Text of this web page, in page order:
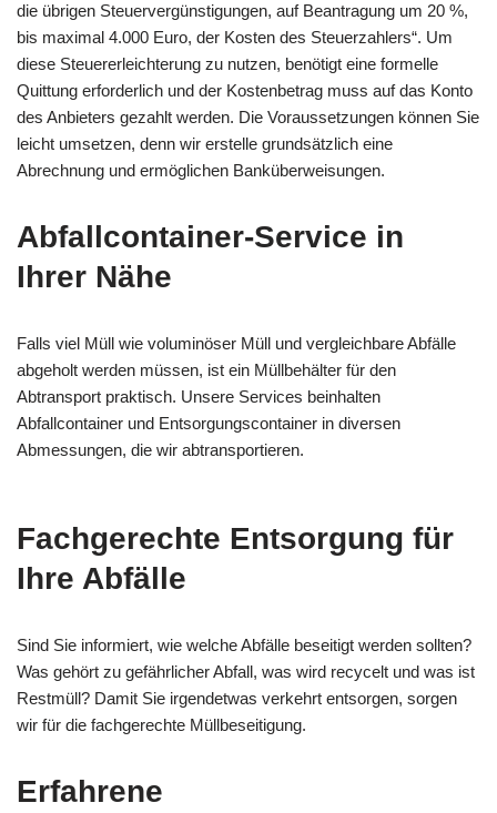
die übrigen Steuervergünstigungen, auf Beantragung um 20 %,
bis maximal 4.000 Euro, der Kosten des Steuerzahlers“. Um
diese Steuererleichterung zu nutzen, benötigt eine formelle
Quittung erforderlich und der Kostenbetrag muss auf das Konto
des Anbieters gezahlt werden. Die Voraussetzungen können Sie
leicht umsetzen, denn wir erstelle grundsätzlich eine
Abrechnung und ermöglichen Banküberweisungen.
Abfallcontainer-Service in
Ihrer Nähe
Falls viel Müll wie voluminöser Müll und vergleichbare Abfälle
abgeholt werden müssen, ist ein Müllbehälter für den
Abtransport praktisch. Unsere Services beinhalten
Abfallcontainer und Entsorgungscontainer in diversen
Abmessungen, die wir abtransportieren.
Fachgerechte Entsorgung für
Ihre Abfälle
Sind Sie informiert, wie welche Abfälle beseitigt werden sollten?
Was gehört zu gefährlicher Abfall, was wird recycelt und was ist
Restmüll? Damit Sie irgendetwas verkehrt entsorgen, sorgen
wir für die fachgerechte Müllbeseitigung.
Erfahrene